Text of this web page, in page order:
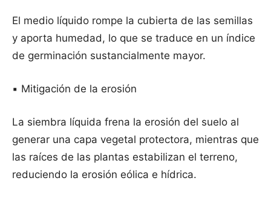
El medio líquido rompe la cubierta de las semillas
y aporta humedad, lo que se traduce en un índice
de germinación sustancialmente mayor.
▪️ Mitigación de la erosión
La siembra líquida frena la erosión del suelo al
generar una capa vegetal protectora, mientras que
las raíces de las plantas estabilizan el terreno,
reduciendo la erosión eólica e hídrica.